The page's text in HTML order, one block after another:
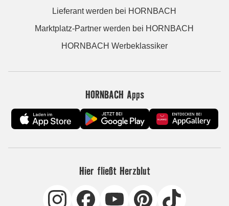
Lieferant werden bei HORNBACH
Marktplatz-Partner werden bei HORNBACH
HORNBACH Werbeklassiker
HORNBACH Apps
Hier fließt Herzblut